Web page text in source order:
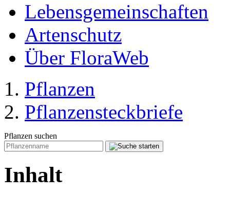
Lebensgemeinschaften
Artenschutz
Über FloraWeb
Pflanzen
Pflanzensteckbriefe
Pflanzen suchen
Inhalt